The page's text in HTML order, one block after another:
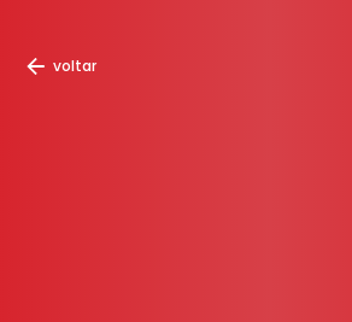
voltar